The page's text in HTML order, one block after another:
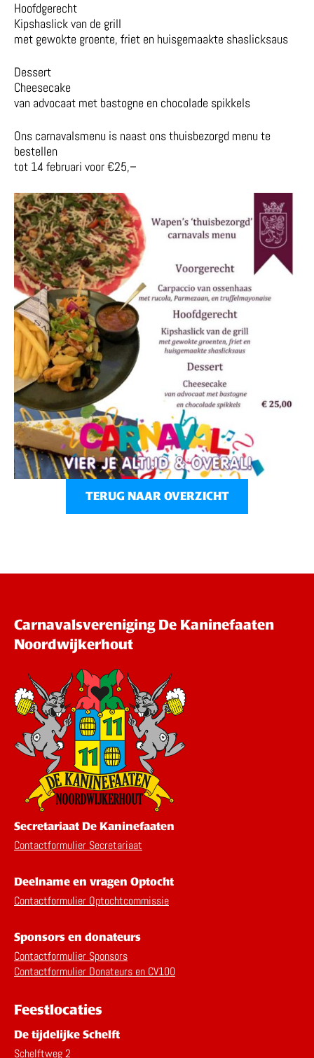
Hoofdgerecht
Kipshaslick van de grill
met gewokte groente, friet en huisgemaakte shaslicksaus
Dessert
Cheesecake
van advocaat met bastogne en chocolade spikkels
Ons carnavalsmenu is naast ons thuisbezorgd menu te
bestellen
tot 14 februari voor €25,–
TERUG NAAR OVERZICHT
Carnavalsvereniging De Kaninefaaten
Noordwijkerhout
Secretariaat De Kaninefaaten
Contactformulier Secretariaat
Deelname en vragen Optocht
Contactformulier Optochtcommissie
Sponsors en donateurs
Contactformulier Sponsors
Contactformulier Donateurs en CV100
Feestlocaties
De tijdelijke Schelft
Schelftweg 2